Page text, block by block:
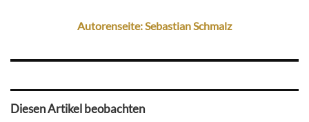
Autorenseite: Sebastian Schmalz
Diesen Artikel beobachten